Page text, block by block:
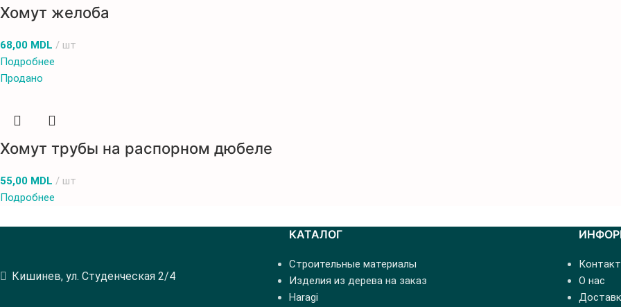
Хомут желоба
68,00 MDL
шт
Подробнее
Продано
Хомут трубы на распорном дюбеле
55,00 MDL
шт
Подробнее
Кишинев, ул. Студенческая 2/4
КАТАЛОГ
Строительные материалы
Изделия из дерева на заказ
Haragi
О нас